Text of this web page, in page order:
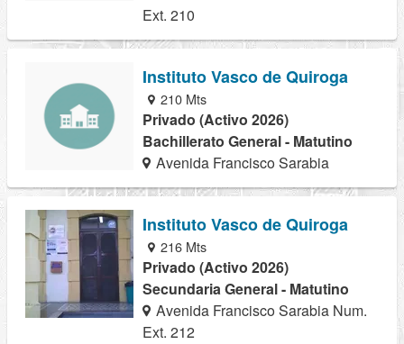
Ext. 210
Instituto Vasco de Quiroga
210 Mts
Privado (Activo 2026)
Bachillerato General - Matutino
Avenida Francisco Sarabia
Instituto Vasco de Quiroga
216 Mts
Privado (Activo 2026)
Secundaria General - Matutino
Avenida Francisco Sarabia Num.
Ext. 212